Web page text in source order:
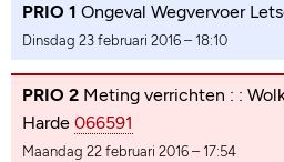
PRIO 1 Ongeval Wegvervoer
Dinsdag 23 februari 2016 – 18:10
PRIO 2 Meting verrichten : :
Harde 066591
Maandag 22 februari 2016 – 17:54